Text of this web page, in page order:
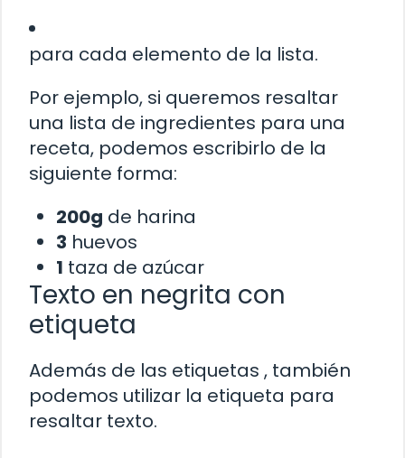
para cada elemento de la lista.
Por ejemplo, si queremos resaltar
una lista de ingredientes para una
receta, podemos escribirlo de la
siguiente forma:
200g de harina
3 huevos
1 taza de azúcar
Texto en negrita con
etiqueta
Además de las etiquetas , también
podemos utilizar la etiqueta para
resaltar texto.